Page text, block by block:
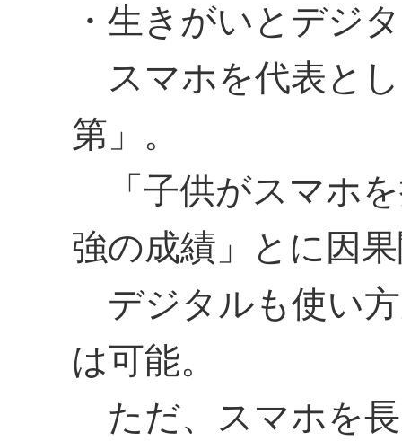
・生きがいとデジ
スマホを代表と
第」。
「子供がスマホを
強の成績」とに因
デジタルも使い
は可能。
ただ、スマホを